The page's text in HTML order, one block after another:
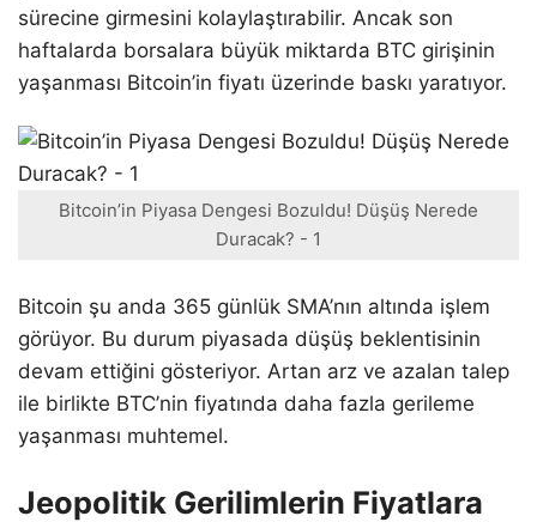
sürecine girmesini kolaylaştırabilir. Ancak son
haftalarda borsalara büyük miktarda BTC girişinin
yaşanması Bitcoin’in fiyatı üzerinde baskı yaratıyor.
Bitcoin’in Piyasa Dengesi Bozuldu! Düşüş Nerede
Duracak? - 1
Bitcoin şu anda 365 günlük SMA’nın altında işlem
görüyor. Bu durum piyasada düşüş beklentisinin
devam ettiğini gösteriyor. Artan arz ve azalan talep
ile birlikte BTC’nin fiyatında daha fazla gerileme
yaşanması muhtemel.
Jeopolitik Gerilimlerin Fiyatlara